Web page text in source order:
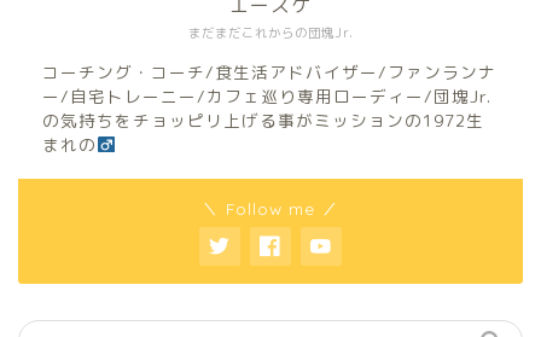
まだまだこれからの団塊Jr.
コーチング・コーチ/食生活アドバイザー/ファンランナ
ー/自宅トレーニー/カフェ巡り専用ローディー/団塊Jr.
の気持ちをチョッピリ上げる事がミッションの1972生
まれの
＼ Follow me ／